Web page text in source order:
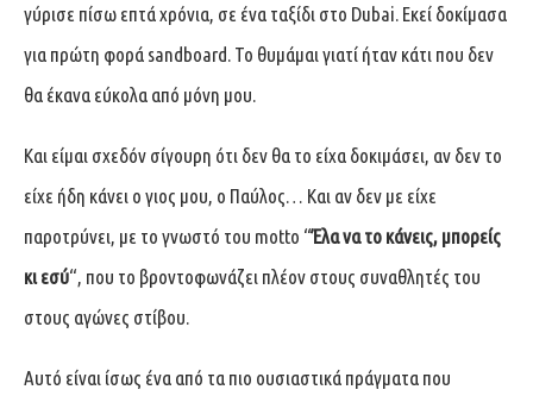
γύρισε πίσω επτά χρόνια, σε ένα ταξίδι στο Dubai. Εκεί δοκίμασα
για πρώτη φορά sandboard. Το θυμάμαι γιατί ήταν κάτι που δεν
θα έκανα εύκολα από μόνη μου.
Και είμαι σχεδόν σίγουρη ότι δεν θα το είχα δοκιμάσει, αν δεν το
είχε ήδη κάνει ο γιος μου, ο Παύλος… Kαι αν δεν με είχε
παροτρύνει, με το γνωστό του motto “Έλα να το κάνεις, μπορείς
κι εσύ“, που το βροντοφωνάζει πλέον στους συναθλητές του
στους αγώνες στίβου.
Αυτό είναι ίσως ένα από τα πιο ουσιαστικά πράγματα που